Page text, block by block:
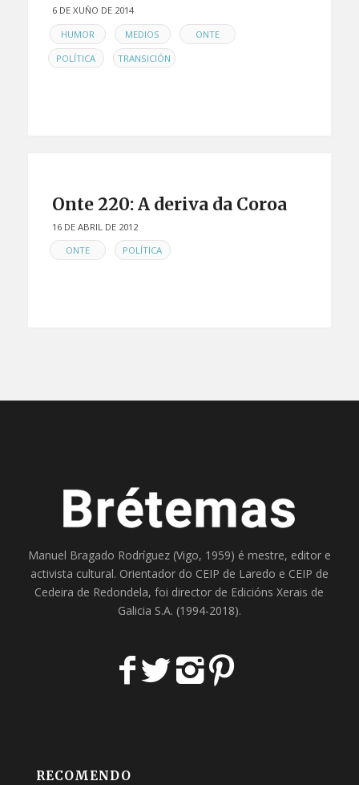
6 DE XUÑO DE 2014
EN
HUMOR , MEDIOS , ONTE ,
POLÍTICA , TRANSICIÓN
Onte 220: A deriva da Coroa
16 DE ABRIL DE 2012
EN
ONTE , POLÍTICA
Manuel Bragado Rodríguez (Vigo, 1959) é mestre, editor e
activista cultural. Orientador do CEIP de Laredo e CEIP de
Cedeira de Redondela, foi director de Edicións Xerais de
Galicia S.A. (1994-2018).
RECOMENDO